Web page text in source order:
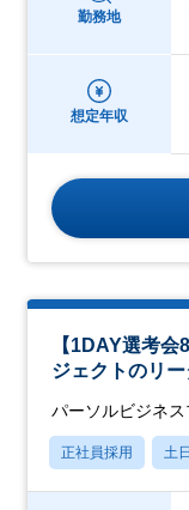
勤務地
想定年収
【1DAY選考
ジェクトのリ
パーソルビジネ
正社員採用 土